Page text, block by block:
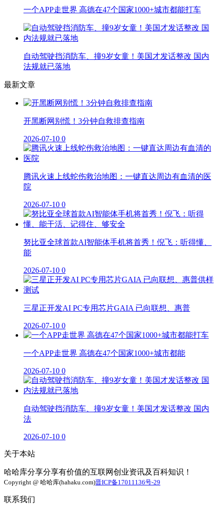
一个APP走世界 高德在47个国家1000+城市都能打车
自动驾驶挡消防车、撞9岁女童！美国才发话整改 国内
法规就已落地
最新文章
开黑断网别慌！3分钟自救排查指南
2026-07-10 0
腾讯火速上线蛇伤救治地图：一键直达周边有血清的医
院
2026-07-10 0
努比亚全球首款AI智能体手机将首秀！倪飞：听得懂、
能
2026-07-10 0
三星正开发AI PC专用芯片GAIA 已向联想、惠普
2026-07-10 0
一个APP走世界 高德在47个国家1000+城市都能
2026-07-10 0
自动驾驶挡消防车、撞9岁女童！美国才发话整改 国内
法
2026-07-10 0
关于本站
哈哈库分享分享有价值的互联网创业资讯及百科知识！
Copyright @ 哈哈库(hahaku.com)晋ICP备17011136号-29
联系我们